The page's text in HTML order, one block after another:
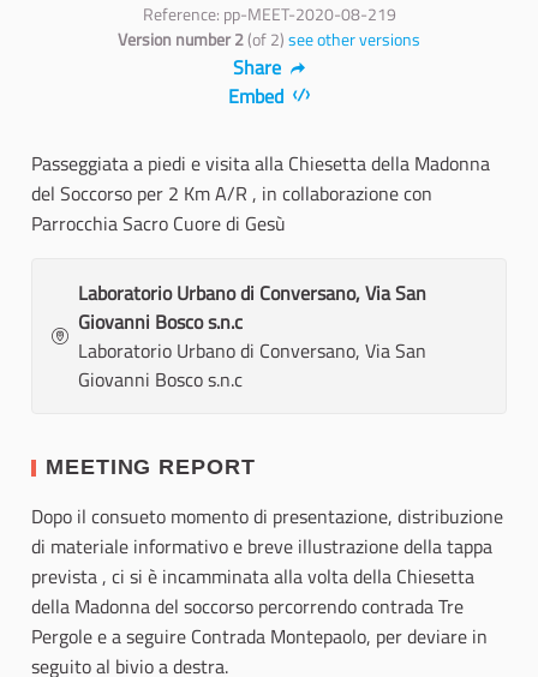
Reference: pp-MEET-2020-08-219
Version number 2(of 2)see other versions
Share
Embed
Passeggiata a piedi e visita alla Chiesetta della Madonna
del Soccorso per 2 Km A/R , in collaborazione con
Parrocchia Sacro Cuore di Gesù
Laboratorio Urbano di Conversano, Via San
Giovanni Bosco s.n.c
Laboratorio Urbano di Conversano, Via San
Giovanni Bosco s.n.c
MEETING REPORT
Dopo il consueto momento di presentazione, distribuzione
di materiale informativo e breve illustrazione della tappa
prevista , ci si è incamminata alla volta della Chiesetta
della Madonna del soccorso percorrendo contrada Tre
Pergole e a seguire Contrada Montepaolo, per deviare in
seguito al bivio a destra.